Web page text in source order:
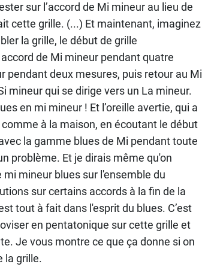
sur l’accord de Mi mineur au lieu de
cette grille. (...) Et maintenant, imaginez
la grille, le début de grille
de Mi mineur pendant quatre
pendant deux mesures, puis retour au Mi
mineur qui se dirige vers un La mineur.
en mi mineur ! Et l’oreille avertie, qui a
à la maison, en écoutant le début
la gamme blues de Mi pendant toute
problème. Et je dirais même qu'on
mineur blues sur l'ensemble du
sur certains accords à la fin de la
tout à fait dans l'esprit du blues. C’est
en pentatonique sur cette grille et
Je vous montre ce que ça donne si on
la grille.